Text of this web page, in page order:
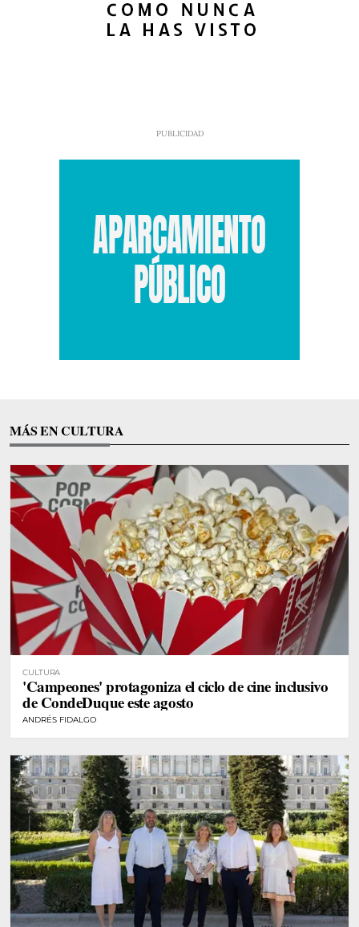
MÁS EN CULTURA
CULTURA
'Campeones' protagoniza el ciclo de cine inclusivo
de CondeDuque este agosto
ANDRÉS FIDALGO